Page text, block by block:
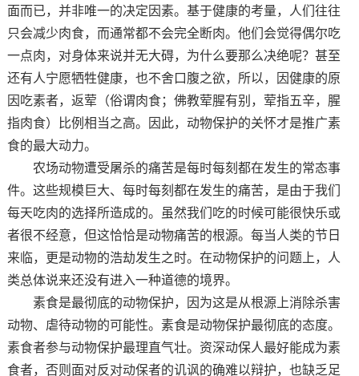
面而已，并非唯一的决定因素。基于健康的考量，人们往往
只会减少肉食，而通常都不会完全断肉。他们会觉得偶尔吃
一点肉，对身体来说并无大碍，为什么要那么决绝呢？甚至
还有人宁愿牺牲健康，也不舍口腹之欲，所以，因健康的原
因吃素者，返荤（俗谓肉食；佛教荤腥有别，荤指五辛，腥
指肉食）比例相当之高。因此，动物保护的关怀才是推广素
食的最大动力。
农场动物遭受屠杀的痛苦是每时每刻都在发生的常态事
件。这些规模巨大、每时每刻都在发生的痛苦，是由于我们
每天吃肉的选择所造成的。虽然我们吃的时候可能很快乐或
者很不经意，但这恰恰是动物痛苦的根源。每当人类的节日
来临，更是动物的浩劫发生之时。在动物保护的问题上，人
类总体说来还没有进入一种道德的境界。
素食是最彻底的动物保护，因为这是从根源上消除杀害
动物、虐待动物的可能性。素食是动物保护最彻底的态度。
素食者参与动物保护最理直气壮。资深动保人最好能成为素
食者，否则面对反对动保者的讥讽的确难以辩护，也缺乏足